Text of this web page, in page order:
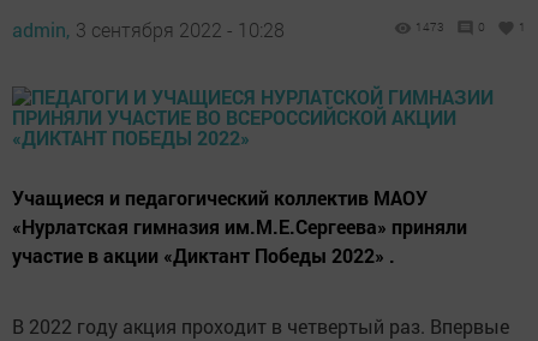
admin, 3 сентября 2022 - 10:28 1473 0 1
Учащиеся и педагогический коллектив МАОУ
«Нурлатская гимназия им.М.Е.Сергеева» приняли
участие в акции «Диктант Победы 2022» .
В 2022 году акция проходит в четвертый раз. Впервые